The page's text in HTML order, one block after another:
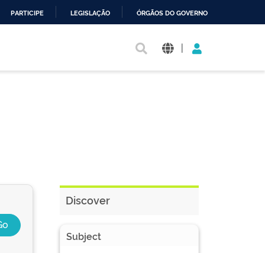
PARTICIPE LEGISLAÇÃO ÓRGÃOS DO GOVERNO
|
Discover
Subject